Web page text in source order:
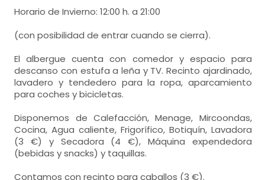
Horario de Invierno: 12:00 h. a 21:00
(con posibilidad de entrar cuando se cierra).
El albergue cuenta con comedor y espacio para
descanso con estufa a leña y TV. Recinto ajardinado,
lavadero y tendedero para la ropa, aparcamiento
para coches y bicicletas.
Disponemos de Calefacción, Menage, Mircoondas,
Cocina, Agua caliente, Frigorífico, Botiquín, Lavadora
(3 €) y Secadora (4 €), Máquina expendedora
(bebidas y snacks) y taquillas.
Contamos con recinto para caballos (3 €).